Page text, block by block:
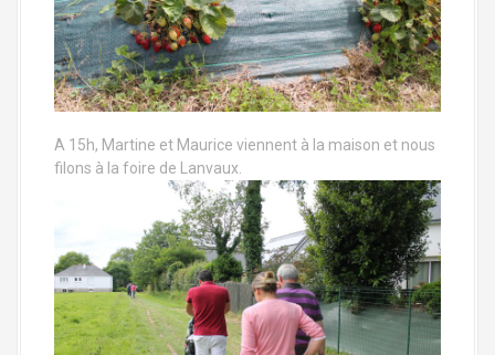
A 15h, Martine et Maurice viennent à la maison et nous
filons à la foire de Lanvaux.